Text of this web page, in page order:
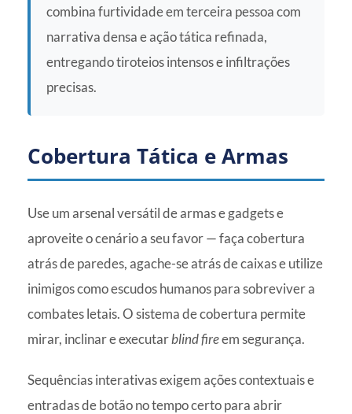
combina furtividade em terceira pessoa com
narrativa densa e ação tática refinada,
entregando tiroteios intensos e infiltrações
precisas.
Cobertura Tática e Armas
Use um arsenal versátil de armas e gadgets e
aproveite o cenário a seu favor — faça cobertura
atrás de paredes, agache-se atrás de caixas e utilize
inimigos como escudos humanos para sobreviver a
combates letais. O sistema de cobertura permite
mirar, inclinar e executarblind fireem segurança.
Sequências interativas exigem ações contextuais e
entradas de botão no tempo certo para abrir